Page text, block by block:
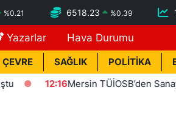
%0.21 6518.23 %0.39
Yazarlar Hava Durumu
ÇEVRE SAĞLIK POLİTİKA
12:16Mersin TÜİOSB’den Sanayiciye